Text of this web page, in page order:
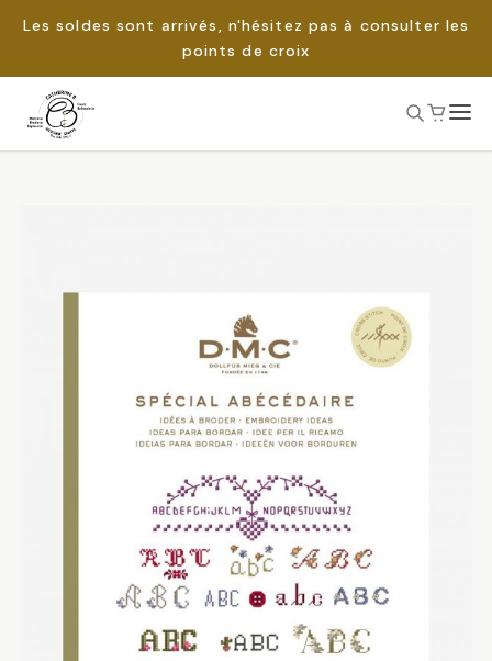
Les soldes sont arrivés, n'hésitez pas à consulter les
points de croix
Passer